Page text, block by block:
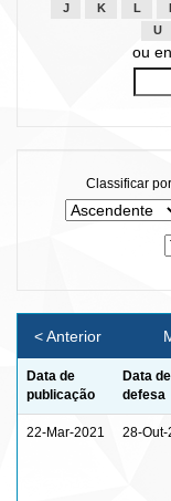
J
K L
U
ou
Classificar
< Anterior
Data de
publicação
Data de
defesa
22-Mar-2021 28-